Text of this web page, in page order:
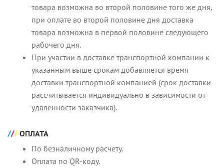
товара возможна во второй половине того же дня,
при оплате во второй половине дня доставка
товара возможна в первой половине следующего
рабочего дня.
При участии в доставке транспортной компании к
указанным выше срокам добавляется время
доставки транспортной компанией (срок доставки
рассчитывается индивидуально в зависимости от
удаленности заказчика).
ОПЛАТА
По безналичному расчету.
Оплата по QR-коду.